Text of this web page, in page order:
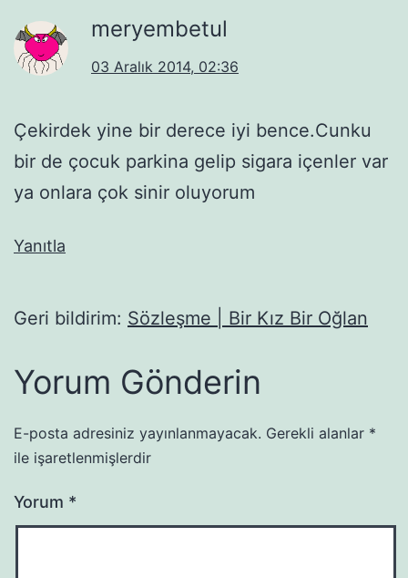
meryembetul
03 Aralık 2014, 02:36
Çekirdek yine bir derece iyi bence.Cunku
bir de çocuk parkina gelip sigara içenler var
ya onlara çok sinir oluyorum
Yanıtla
Geri bildirim: Sözleşme | Bir Kız Bir Oğlan
Yorum Gönderin
E-posta adresiniz yayınlanmayacak. Gerekli alanlar *
ile işaretlenmişlerdir
Yorum *